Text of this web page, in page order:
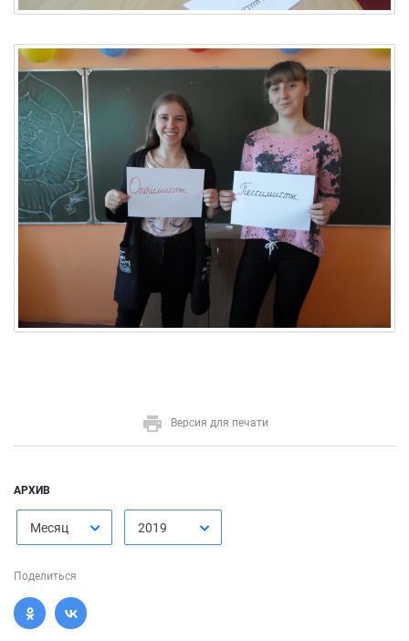
Версия для печати
АРХИВ
Месяц 2019
Поделиться